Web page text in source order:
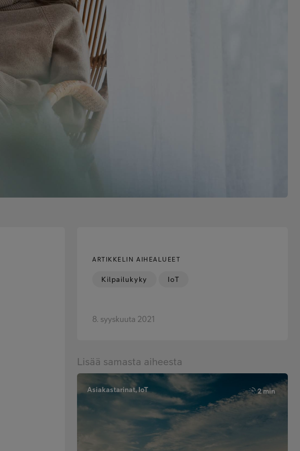
Lisää samasta aiheesta
Asiakastarinat, IoT 2 min
ARTIKKELIN AIHEALUEET
Kilpailukyky IoT
8. syyskuuta 2021